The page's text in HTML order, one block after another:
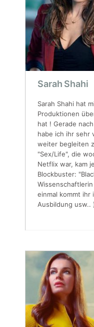
Sarah Shahi
Sarah Shahi hat
Produktionen
hat ! Gerade
habe ich ihr sehr
weiter begleiten
"Sex/Life", die
Netflix war, kam
Blockbuster:
einmal kommt ihr
Ausbildung usw..